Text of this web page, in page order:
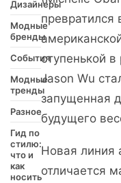
Дизайнеры
Модные
бренды
События
Модные
тренды
Разное
Гид по
стилю:
что и
как
носить
превратился
ступенькой
Jason Wu
запущенная
будущего
Новая линия
отличается